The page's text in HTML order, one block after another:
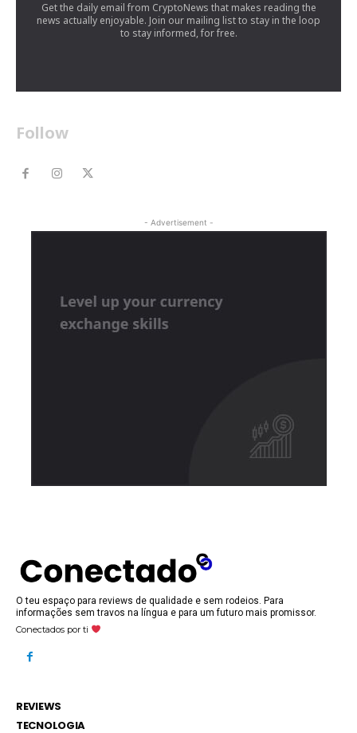
Get the daily email from CryptoNews that makes reading the
news actually enjoyable. Join our mailing list to stay in the loop
to stay informed, for free.
Follow
- Advertisement -
O teu espaço para reviews de qualidade e sem rodeios. Para
informações sem travos na língua e para um futuro mais promissor.
Conectados por ti
REVIEWS
TECNOLOGIA